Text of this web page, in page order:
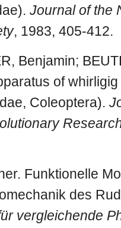
Journal of the
, 1983, 405-412.
Benjamin;
of
Coleoptera).
Funktionelle
des
vergleichende